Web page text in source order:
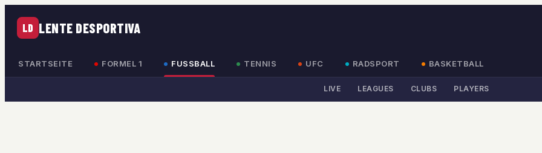
LD LENTE DESPORTIVA
STARTSEITE FORMEL 1 FUSSBALL TENNIS UFC RADSPORT BASKETBALL
LIVE LEAGUES CLUBS PLAYERS